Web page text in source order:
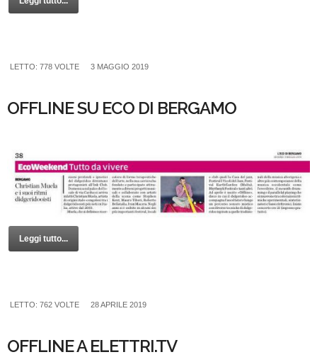
LETTO: 778 VOLTE 3 MAGGIO 2019
OFFLINE SU ECO DI BERGAMO
Leggi tutto...
LETTO: 762 VOLTE 28 APRILE 2019
OFFLINE A ELETTRI.TV